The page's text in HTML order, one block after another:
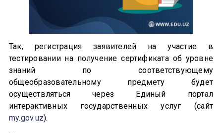
Так, регистрация заявителей на участие в
тестировании на получение сертификата об уровне
знаний по соответствующему
общеобразовательному предмету будет
осуществляться через Единый портал
интерактивных государственных услуг (сайт
my.gov.uz).